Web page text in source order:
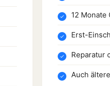
12 Monate
Erst-
Reparatur
Auch